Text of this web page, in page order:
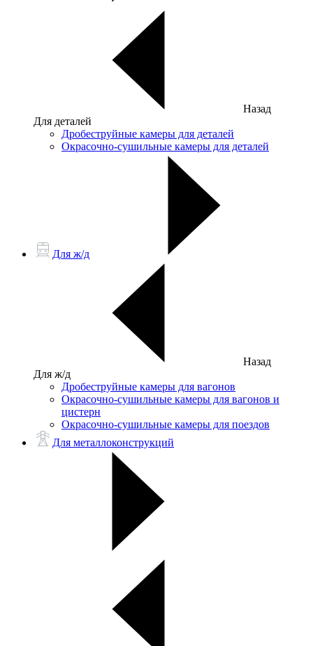
Назад
Для деталей
Дробеструйные камеры для деталей
Окрасочно-сушильные камеры для деталей
Для ж/д
Назад
Для ж/д
Дробеструйные камеры для вагонов
Окрасочно-сушильные камеры для вагонов и
цистерн
Окрасочно-сушильные камеры для поездов
Для металлоконструкций